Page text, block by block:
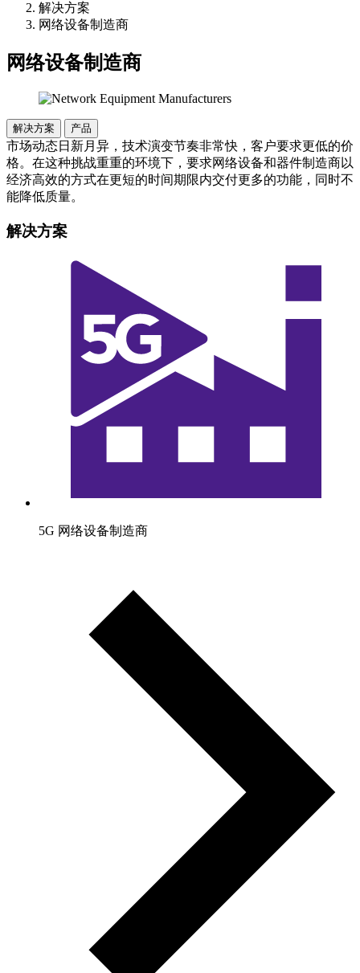
解决方案
网络设备制造商
网络设备制造商
解决方案 产品
市场动态日新月异，技术演变节奏非常快，客户要求更低的价
格。在这种挑战重重的环境下，要求网络设备和器件制造商以
经济高效的方式在更短的时间期限内交付更多的功能，同时不
能降低质量。
解决方案
5G 网络设备制造商